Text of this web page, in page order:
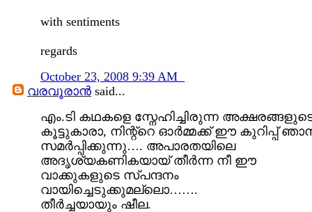
with sentiments
regards
October 23, 2008 9:39 AM
വരവൂരാൻ said...
എം.ടി കഥകളെ സ്നേഹിച്ചിരുന്ന
കൂട്ടുകാരാ, നിന്റ്റെ ഓര്‍മ്മക്ക് ഈ കുറിപ്പ്
സമര്‍പ്പിക്കുന്നു…. അപാരതയിലെ
അദൃശ്യകണികയായ് തീര്‍ന്ന നീ ഈ
വാക്കുകളുടെ സ്പന്ദനം
വായിച്ചെടുക്കുമല്ലൊ…….
തീർച്ചയായും ഷീല.